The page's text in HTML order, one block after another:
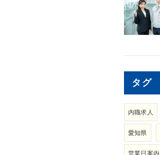
タグ
内職求人
愛知県
営業日案内